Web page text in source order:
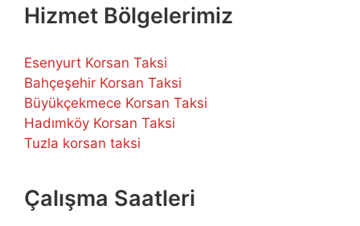
Hizmet Bölgelerimiz
Esenyurt Korsan Taksi
Bahçeşehir Korsan Taksi
Büyükçekmece Korsan Taksi
Hadımköy Korsan Taksi
Tuzla korsan taksi
Çalışma Saatleri